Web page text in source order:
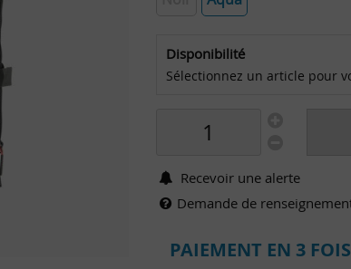
Disponibilité
Sélectionnez un article pour
Recevoir une alerte
Demande de
PAIEMENT EN 3